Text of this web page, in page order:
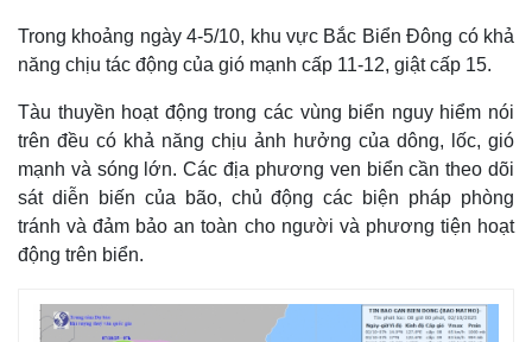
Trong khoảng ngày 4-5/10, khu vực Bắc Biển Đông có khả
năng chịu tác động của gió mạnh cấp 11-12, giật cấp 15.
Tàu thuyền hoạt động trong các vùng biển nguy hiểm nói
trên đều có khả năng chịu ảnh hưởng của dông, lốc, gió
mạnh và sóng lớn. Các địa phương ven biển cần theo dõi
sát diễn biến của bão, chủ động các biện pháp phòng
tránh và đảm bảo an toàn cho người và phương tiện hoạt
động trên biển.